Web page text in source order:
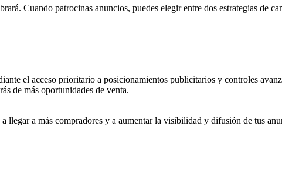
Cuando patrocinas anuncios, puedes elegir entre dos estrategias de
el acceso prioritario a posicionamientos publicitarios y controles
de más oportunidades de venta.
llegar a más compradores y a aumentar la visibilidad y difusión de tus